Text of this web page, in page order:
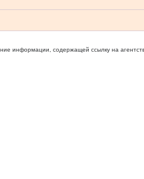
информации, содержащей ссылку на